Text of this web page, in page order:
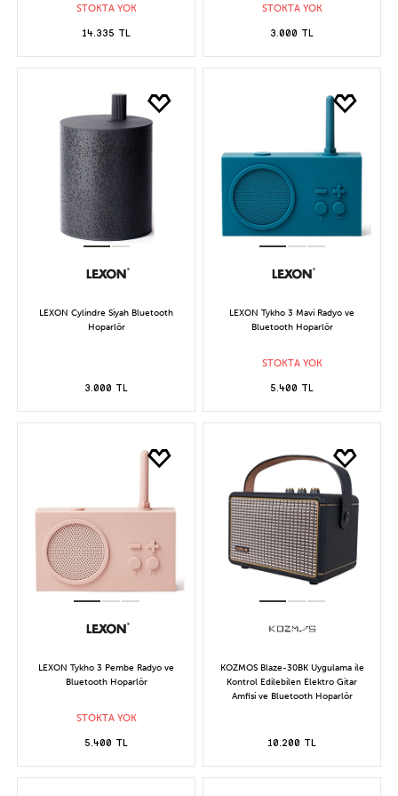
STOKTA YOK
14.335 TL
STOKTA YOK
3.000 TL
LEXON Cylindre Siyah Bluetooth
Hoparlör
3.000 TL
LEXON Tykho 3 Mavi Radyo ve
Bluetooth Hoparlör
STOKTA YOK
5.400 TL
LEXON Tykho 3 Pembe Radyo ve
Bluetooth Hoparlör
STOKTA YOK
5.400 TL
KOZMOS Blaze-30BK Uygulama ile
Kontrol Edilebilen Elektro Gitar
Amfisi ve Bluetooth Hoparlör
10.200 TL